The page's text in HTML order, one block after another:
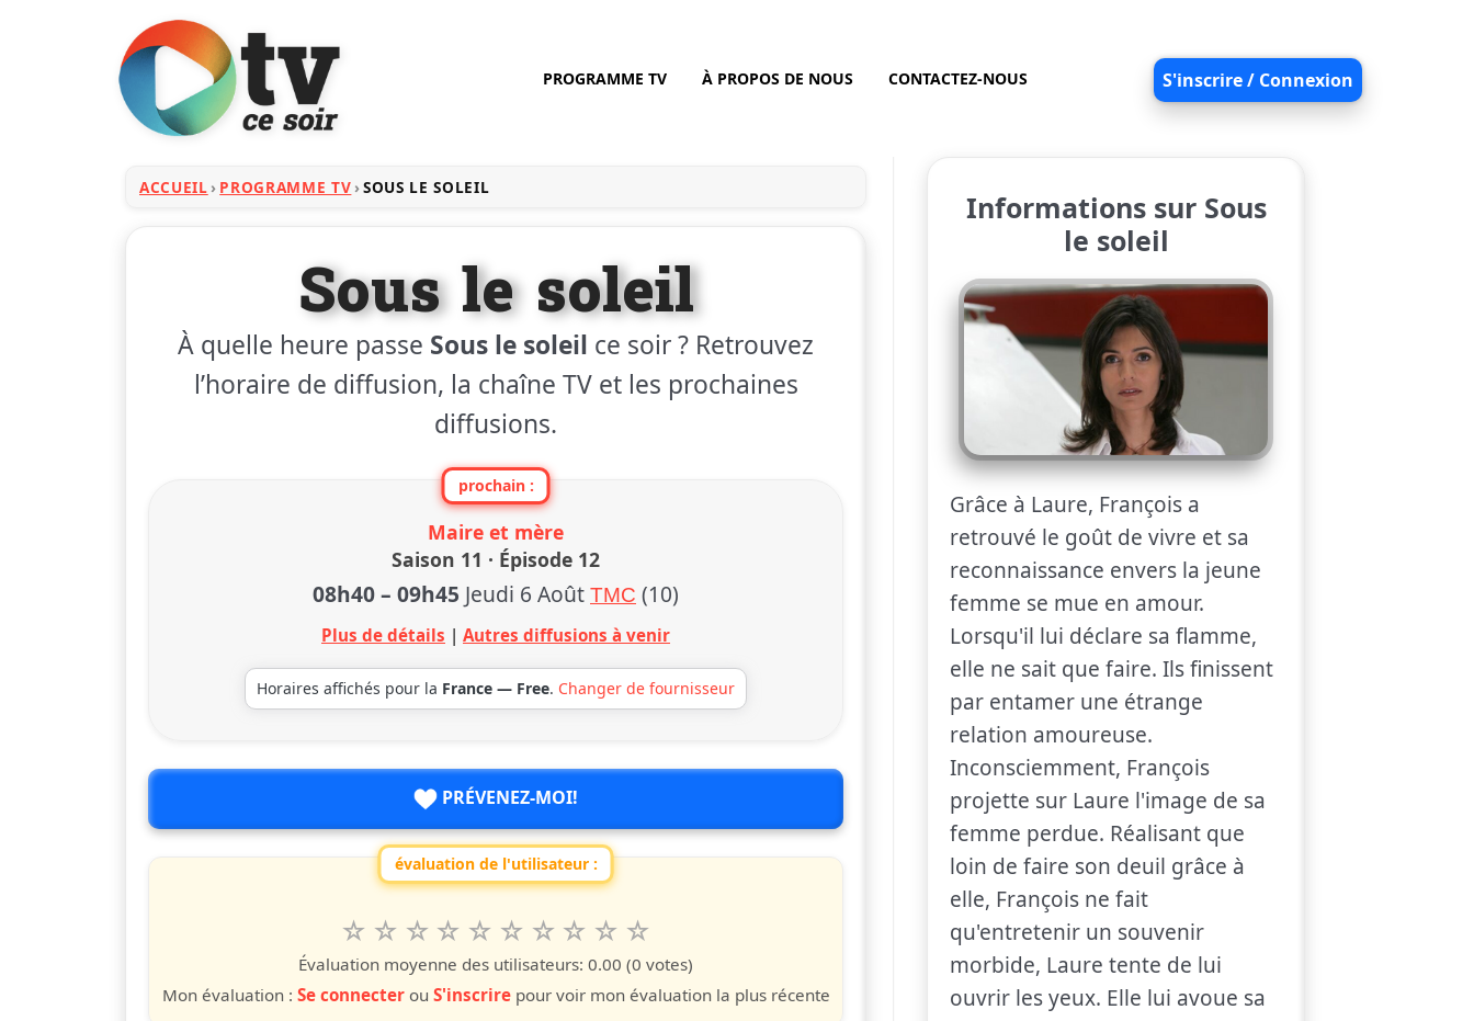
PROGRAMME TV À PROPOS DE NOUS CONTACTEZ-NOUS S'inscrire / Connexion
ACCUEIL PROGRAMME TV SOUS LE SOLEIL
Sous le soleil
À quelle heure passe Sous le soleil ce soir ? Retrouvez
l’horaire de diffusion, la chaîne TV et les prochaines
diffusions.
prochain :
Maire et mère
Saison 11 · Épisode 12
08h40– 09h45 Jeudi 6 Août TMC (10)
Plus de détails | Autres diffusions à venir
Horaires affichés pour la France — Free. Changer de fournisseur
PRÉVENEZ-MOI!
évaluation de l'utilisateur :
Valuta questo spettacolo da 1 a 10 étoiles
10
étoiles
9
étoiles
8
étoiles
7
étoiles
6
étoiles
5
étoiles
4
étoiles
3
étoiles
2
étoiles
étoile
Évaluation moyenne des utilisateurs: 0.00 (0 votes)
Mon évaluation : Se connecterou S'inscrirepour voir mon évaluation la plus récente
Informations sur Sous
le soleil
Grâce à Laure, François a
retrouvé le goût de vivre et sa
reconnaissance envers la jeune
femme se mue en amour.
Lorsqu'il lui déclare sa flamme,
elle ne sait que faire. Ils finissent
par entamer une étrange
relation amoureuse.
Inconsciemment, François
projette sur Laure l'image de sa
femme perdue. Réalisant que
loin de faire son deuil grâce à
elle, François ne fait
qu'entretenir un souvenir
morbide, Laure tente de lui
ouvrir les yeux. Elle lui avoue sa